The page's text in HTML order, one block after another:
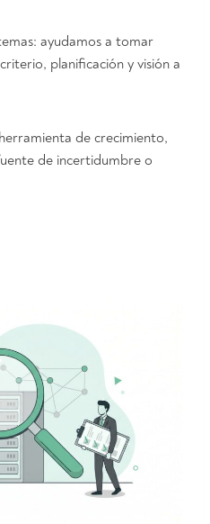
ayudamos a tomar
planificación y visión a
de crecimiento,
de incertidumbre o